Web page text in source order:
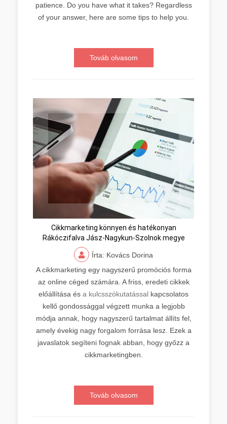
patience. Do you have what it takes? Regardless
of your answer, here are some tips to help you.
Továb olvasom
Cikkmarketing könnyen és hatékonyan
Rákóczifalva Jász-Nagykun-Szolnok megye
Írta: Kovács Dorina
A cikkmarketing egy nagyszerű promóciós forma
az online céged számára. A friss, eredeti cikkek
előállítása és a kulcsszókutatással kapcsolatos
kellő gondossággal végzett munka a legjobb
módja annak, hogy nagyszerű tartalmat állíts fel,
amely évekig nagy forgalom forrása lesz. Ezek a
javaslatok segíteni fognak abban, hogy győzz a
cikkmarketingben.
Továb olvasom